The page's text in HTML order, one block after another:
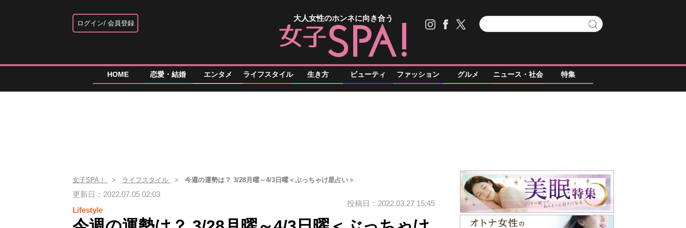
ログイン 会員登録
大人女性のホンネに向き合う
HOME 恋愛・結婚 エンタメ ライフスタイル 生き方 ビューティ ファッション グルメ ニュース・社会 特集
女子SPA！ ライフスタイル 今週の運勢は？ 3/28月曜～4/3日曜＜ぶっちゃけ星占い＞
更新日：2022.07.05 02:03
Lifestyle
投稿日：2022.03.27 15:45